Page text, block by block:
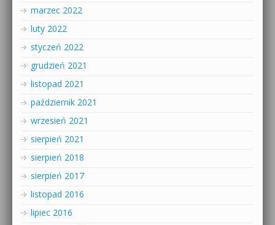
marzec 2022
luty 2022
styczeń 2022
grudzień 2021
listopad 2021
październik 2021
wrzesień 2021
sierpień 2021
sierpień 2018
sierpień 2017
listopad 2016
lipiec 2016